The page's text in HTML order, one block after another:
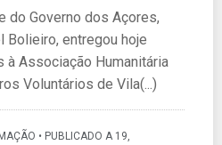
do Governo dos Açores,
Bolieiro, entregou hoje
à Associação Humanitária
Voluntários de Vila(...)
• PUBLICADO A 19,